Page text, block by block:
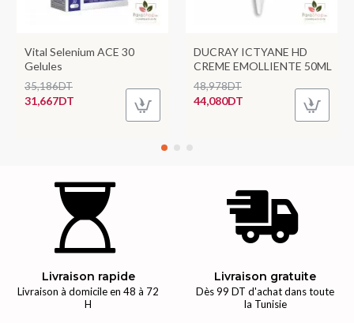
Vital Selenium ACE 30
Gelules
31,667DT
35,186DT
DUCRAY ICTYANE HD
CREME EMOLLIENTE 50ML
44,080DT
48,978DT
Livraison rapide
Livraison à domicile en 48 à 72
H
Livraison gratuite
Dès 99 DT d'achat dans toute
la Tunisie